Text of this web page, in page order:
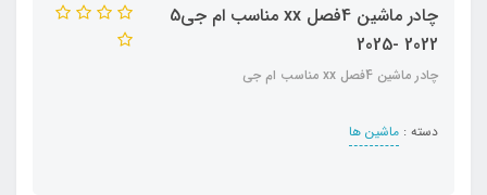
چادر ماشین 4فصل xx مناسب ام جی5
2022 -2025
چادر ماشین 4فصل xx مناسب ام جی
دسته : ماشین ها